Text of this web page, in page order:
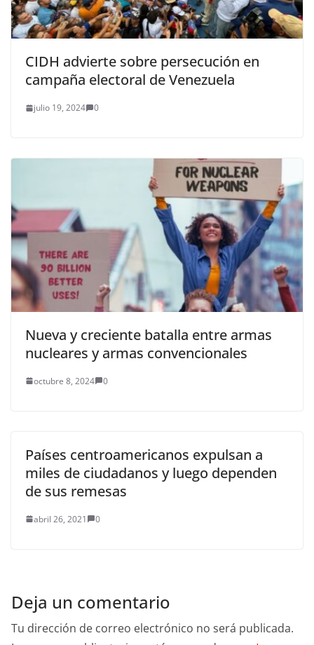
CIDH advierte sobre persecución en
campaña electoral de Venezuela
julio 19, 2024 0
Nueva y creciente batalla entre armas
nucleares y armas convencionales
octubre 8, 2024 0
Países centroamericanos expulsan a
miles de ciudadanos y luego dependen
de sus remesas
abril 26, 2021 0
Deja un comentario
Tu dirección de correo electrónico no será publicada.